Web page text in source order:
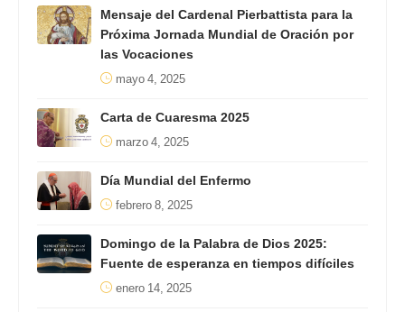
Mensaje del Cardenal Pierbattista para la
Próxima Jornada Mundial de Oración por
las Vocaciones
mayo 4, 2025
Carta de Cuaresma 2025
marzo 4, 2025
Día Mundial del Enfermo
febrero 8, 2025
Domingo de la Palabra de Dios 2025:
Fuente de esperanza en tiempos difíciles
enero 14, 2025